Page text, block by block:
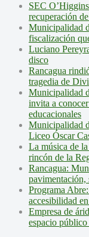
SEC
recuperación
Municipalidad
fiscalización
Luciano
disco
Rancagua
tragedia de
Municipalidad
invita a
educacionales
Municipalidad
Liceo Óscar
La música de
rincón de la
Rancagua:
pavimentación,
Programa
accesibilidad
Empresa de
espacio público